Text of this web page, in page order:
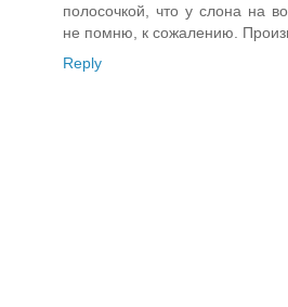
полосочкой, что у слона на
не помню, к сожалению.
Reply